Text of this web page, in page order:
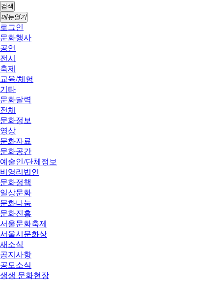
검색
메뉴열기
로그인
문화행사
공연
전시
축제
교육/체험
기타
문화달력
전체
문화정보
영상
문화자료
문화공간
예술인/단체정보
비영리법인
문화정책
일상문화
문화나눔
문화진흥
서울문화축제
서울시문화상
새소식
공지사항
공모소식
생생 문화현장